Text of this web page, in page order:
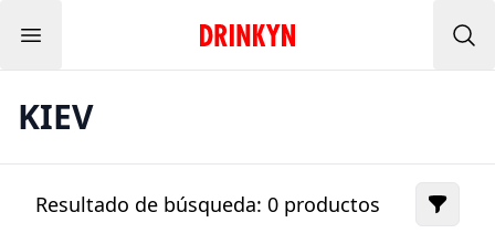
Menu Inicio Drinkyn
KIEV
Resultado de búsqueda: 0 productos